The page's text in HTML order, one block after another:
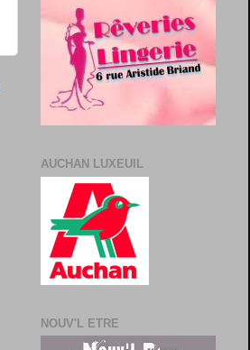
AUCHAN LUXEUIL
NOUV'L ETRE